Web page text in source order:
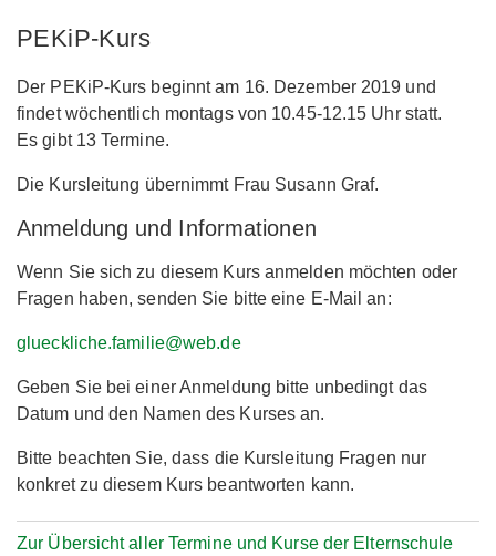
PEKiP-Kurs
Der PEKiP-Kurs beginnt am 16. Dezember 2019 und
findet wöchentlich montags von 10.45-12.15 Uhr statt.
Es gibt 13 Termine.
Die Kursleitung übernimmt Frau Susann Graf.
Anmeldung und Informationen
Wenn Sie sich zu diesem Kurs anmelden möchten oder
Fragen haben, senden Sie bitte eine E-Mail an:
glueckliche.familie@web.de
Geben Sie bei einer Anmeldung bitte unbedingt das
Datum und den Namen des Kurses an.
Bitte beachten Sie, dass die Kursleitung Fragen nur
konkret zu diesem Kurs beantworten kann.
Zur Übersicht aller Termine und Kurse der Elternschule